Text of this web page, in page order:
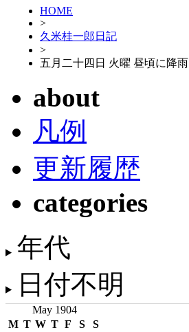
HOME
>
久米桂一郎日記
>
五月二十四日 火曜 昼頃に降雨
about
凡例
更新履歴
categories
年代
日付不明
May 1904
M T W T F S S